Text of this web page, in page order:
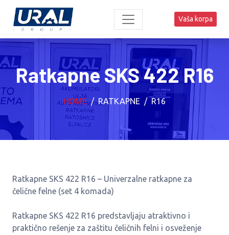
Vaša korpa
Ratkapne SKS 422 R16
HOME RATKAPNE R16
Ratkapne SKS 422 R16 – Univerzalne ratkapne za
čelične felne (set 4 komada)
Ratkapne SKS 422 R16 predstavljaju atraktivno i
praktično rešenje za zaštitu čeličnih felni i osveženje